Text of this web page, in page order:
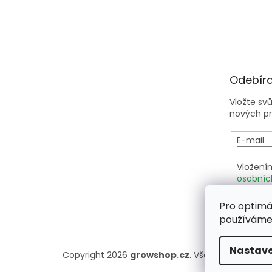
Pro
Vložte
nových
E-mail
Copyright 2026 growshop.cz. Všechna práva